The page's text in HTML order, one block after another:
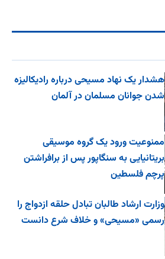
هشدار یک نهاد مسیحی درباره رادیکالیزه
شدن جوانان مسلمان در آلمان
ممنوعیت ورود یک گروه موسیقی
بریتانیایی به سنگاپور پس از برافراشتن
پرچم فلسطین
وزارت ارشاد طالبان تبادل حلقه ازدواج را
رسمی «مسیحی» و خلاف شرع دانست